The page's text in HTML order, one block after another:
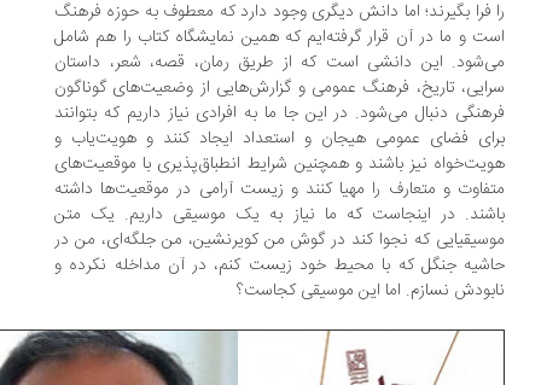
فرا بگیرند؛ اما دانش دیگری وجود دارد که معطوف به حوزه فرهنگ
و ما در آن قرار گرفته‌ایم که همین نمایشگاه کتاب را هم شامل
این دانشی است که از طریق رمان، قصه، شعر، داستان
تاریخ، فرهنگ عمومی و گزارش‌هایی از وضعیت‌های گوناگون
دنبال می‌شود. در این جا ما به افرادی نیاز داریم که بتوانند
فضای عمومی هیجان و استعداد ایجاد کنند و هویت‌یاب و
نیز باشند و همچنین شرایط انطباق‌پذیری با موقعیت‌های
و متعارف را مهیا کنند و زیست آرامی در موقعیت‌ها داشته
در اینجاست که ما نیاز به یک موسیقی داریم. یک متن
که نجوا کند در گوش من کویرنشین، من جلگه‌ای، من در
جنگل که با محیط خود زیست کنم، در آن مداخله نکرده و
نسازم. اما این موسیقی کجاست؟